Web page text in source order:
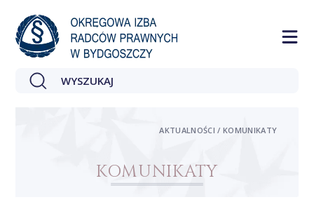
KOMUNIKATY
AKTUALNOŚCI / KOMUNIKATY